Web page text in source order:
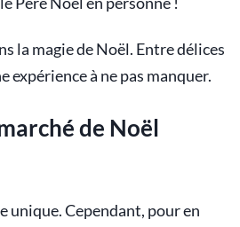
la magie de Noël. Entre délices
à ne pas manquer.
de Noël
unique. Cependant, pour en